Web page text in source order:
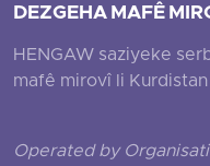
DEZGEHA MAFÊ
HENGAW saziyeke
mafê mirovî li
Operated by